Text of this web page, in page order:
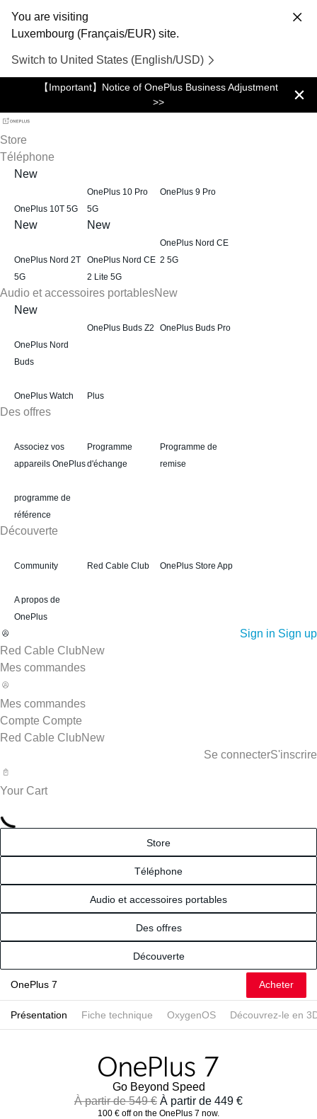
You are visiting
Luxembourg (Français/EUR) site.
Switch to United States (English/USD)
【Important】Notice of OnePlus Business Adjustment
>>
Store
Téléphone
New
OnePlus 10T 5G
OnePlus 10 Pro
5G
OnePlus 9 Pro
New
OnePlus Nord 2T
5G
New
OnePlus Nord CE
2 Lite 5G
OnePlus Nord CE
2 5G
Audio et accessoires portablesNew
New
OnePlus Nord
Buds
OnePlus Buds Z2 OnePlus Buds Pro
OnePlus Watch Plus
Des offres
Associez vos
appareils OnePlus
Programme
d'échange
Programme de
remise
programme de
référence
Découverte
Community Red Cable Club OnePlus Store App
A propos de
OnePlus
Sign in Sign up
Red Cable ClubNew
Mes commandes
Mes commandes
Compte Compte
Red Cable ClubNew
Se connecterS'inscrire
Your Cart
Store
Téléphone
Audio et accessoires portables
Des offres
Découverte
OnePlus 7 Acheter
Présentation Fiche technique OxygenOS Découvrez-le en
Go Beyond Speed
À partir de 549 € À partir de 449 €
100 € off on the OnePlus 7 now.